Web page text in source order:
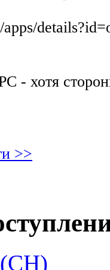
- хотя
>>
(СН)